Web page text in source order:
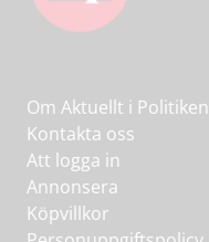
Om Aktuellt i Politiken
Kontakta oss
Att logga in
Annonsera
Köpvillkor